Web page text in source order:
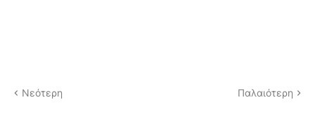
Νεότερη Παλαιότερη